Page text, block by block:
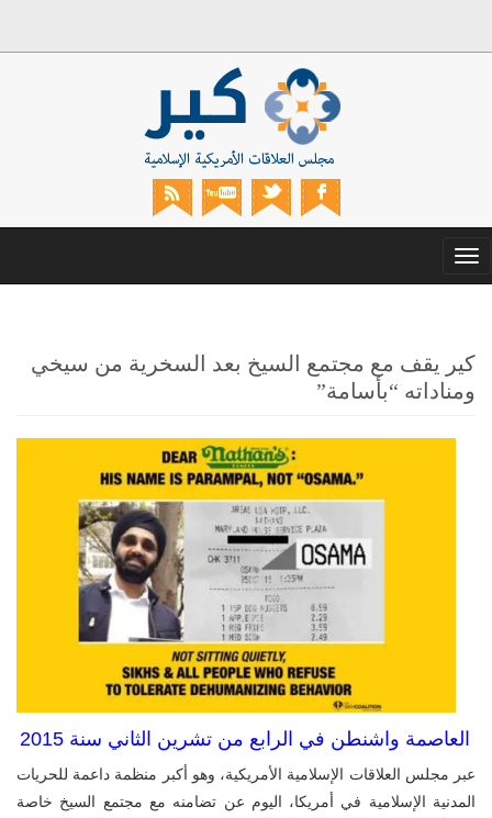
Toggle
navigation
كير يقف مع مجتمع السيخ بعد السخرية من سيخي
ومناداته “بأسامة”
العاصمة واشنطن في الرابع من تشرين الثاني سنة 2015
عبر مجلس العلاقات الإسلامية الأمريكية، وهو أكبر منظمة داعمة للحريات
المدنية الإسلامية في أمريكا، اليوم عن تضامنه مع مجتمع السيخ خاصة